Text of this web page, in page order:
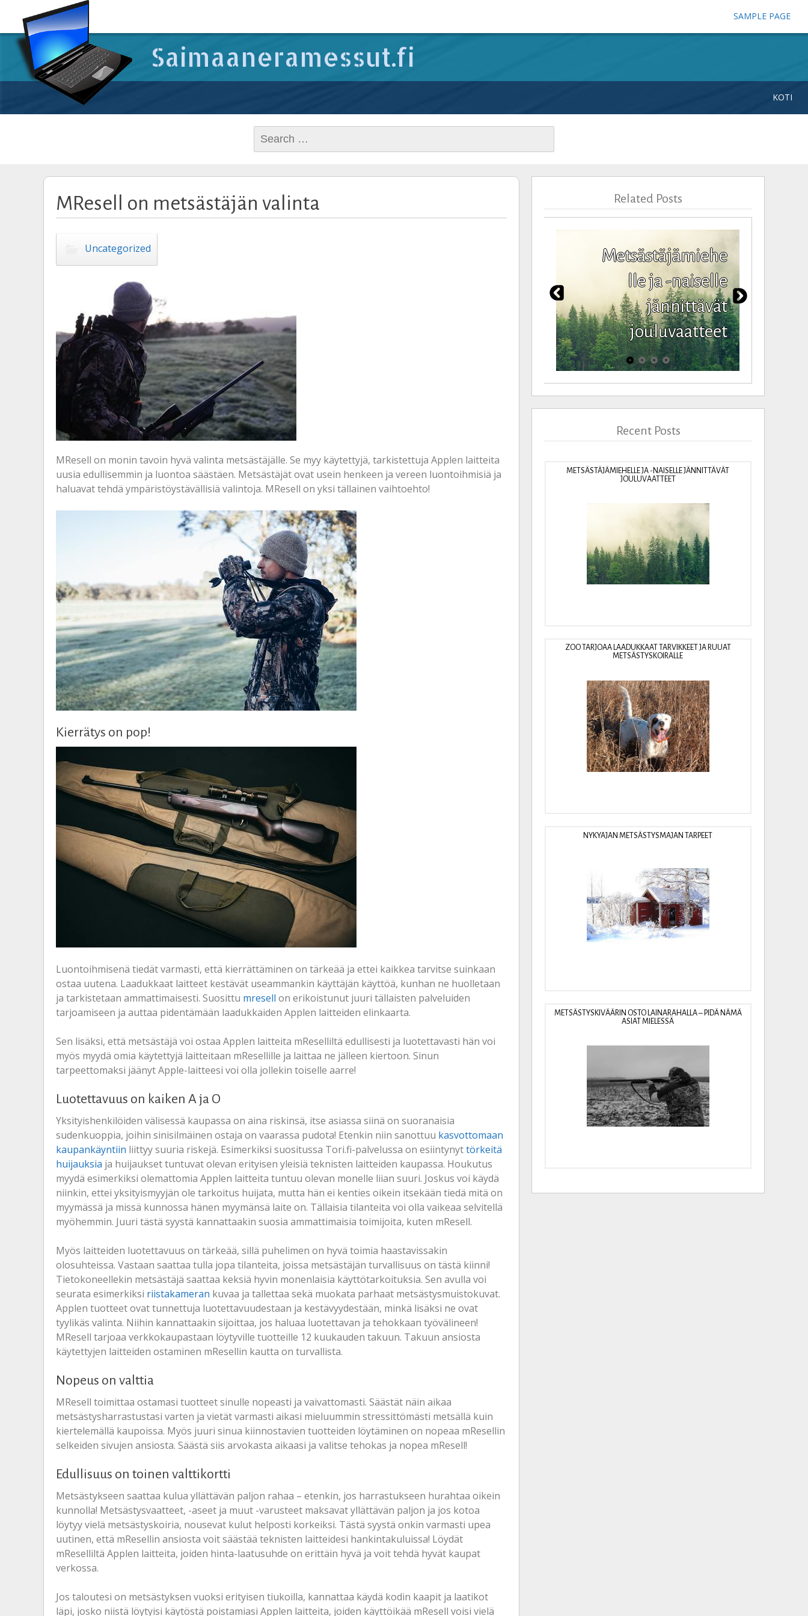
SAMPLE PAGE
Saimaaneramessut.fi
KOTI
for:
MResell on metsästäjän valinta
Uncategorized
MResell on monin tavoin hyvä valinta metsästäjälle. Se myy käytettyjä, tarkistettuja Applen laitteita
uusia edullisemmin ja luontoa säästäen. Metsästäjät ovat usein henkeen ja vereen luontoihmisiä ja
haluavat tehdä ympäristöystävällisiä valintoja. MResell on yksi tällainen vaihtoehto!
Kierrätys on pop!
Luontoihmisenä tiedät varmasti, että kierrättäminen on tärkeää ja ettei kaikkea tarvitse suinkaan
ostaa uutena. Laadukkaat laitteet kestävät useammankin käyttäjän käyttöä, kunhan ne huolletaan
ja tarkistetaan ammattimaisesti. Suosittu mresell on erikoistunut juuri tällaisten palveluiden
tarjoamiseen ja auttaa pidentämään laadukkaiden Applen laitteiden elinkaarta.
Sen lisäksi, että metsästäjä voi ostaa Applen laitteita mReselliltä edullisesti ja luotettavasti hän voi
myös myydä omia käytettyjä laitteitaan mResellille ja laittaa ne jälleen kiertoon. Sinun
tarpeettomaksi jäänyt Apple-laitteesi voi olla jollekin toiselle aarre!
Luotettavuus on kaiken A ja O
Yksityishenkilöiden välisessä kaupassa on aina riskinsä, itse asiassa siinä on suoranaisia
sudenkuoppia, joihin sinisilmäinen ostaja on vaarassa pudota! Etenkin niin sanottuu kasvottomaan
kaupankäyntiin liittyy suuria riskejä. Esimerkiksi suositussa Tori.fi-palvelussa on esiintynyttörkeitä
huijauksia ja huijaukset tuntuvat olevan erityisen yleisiä teknisten laitteiden kaupassa. Houkutus
myydä esimerkiksi olemattomia Applen laitteita tuntuu olevan monelle liian suuri. Joskus voi käydä
niinkin, ettei yksityismyyjän ole tarkoitus huijata, mutta hän ei kenties oikein itsekään tiedä mitä on
myymässä ja missä kunnossa hänen myymänsä laite on. Tällaisia tilanteita voi olla vaikeaa selvitellä
myöhemmin. Juuri tästä syystä kannattaakin suosia ammattimaisia toimijoita, kuten mResell.
Myös laitteiden luotettavuus on tärkeää, sillä puhelimen on hyvä toimia haastavissakin
olosuhteissa. Vastaan saattaa tulla jopa tilanteita, joissa metsästäjän turvallisuus on tästä kiinni!
Tietokoneellekin metsästäjä saattaa keksiä hyvin monenlaisia käyttötarkoituksia. Sen avulla voi
seurata esimerkiksi riistakameran kuvaa ja tallettaa sekä muokata parhaat metsästysmuistokuvat.
Applen tuotteet ovat tunnettuja luotettavuudestaan ja kestävyydestään, minkä lisäksi ne ovat
tyylikäs valinta. Niihin kannattaakin sijoittaa, jos haluaa luotettavan ja tehokkaan työvälineen!
MResell tarjoaa verkkokaupastaan löytyville tuotteille 12 kuukauden takuun. Takuun ansiosta
käytettyjen laitteiden ostaminen mResellin kautta on turvallista.
Nopeus on valttia
MResell toimittaa ostamasi tuotteet sinulle nopeasti ja vaivattomasti. Säästät näin aikaa
metsästysharrastustasi varten ja vietät varmasti aikasi mieluummin stressittömästi metsällä kuin
kiertelemällä kaupoissa. Myös juuri sinua kiinnostavien tuotteiden löytäminen on nopeaa mResellin
selkeiden sivujen ansiosta. Säästä siis arvokasta aikaasi ja valitse tehokas ja nopea mResell!
Edullisuus on toinen valttikortti
Metsästykseen saattaa kulua yllättävän paljon rahaa – etenkin, jos harrastukseen hurahtaa oikein
kunnolla! Metsästysvaatteet, -aseet ja muut -varusteet maksavat yllättävän paljon ja jos kotoa
löytyy vielä metsästyskoiria, nousevat kulut helposti korkeiksi. Tästä syystä onkin varmasti upea
uutinen, että mResellin ansiosta voit säästää teknisten laitteidesi hankintakuluissa! Löydät
mReselliltä Applen laitteita, joiden hinta-laatusuhde on erittäin hyvä ja voit tehdä hyvät kaupat
verkossa.
Jos taloutesi on metsästyksen vuoksi erityisen tiukoilla, kannattaa käydä kodin kaapit ja laatikot
läpi, josko niistä löytyisi käytöstä poistamiasi Applen laitteita, joiden käyttöikää mResell voisi vielä
Related Posts
Metsästäjämiehe
lle ja -naiselle
jännittävät
jouluvaatteet
Recent Posts
METSÄSTÄJÄMIEHELLE JA -NAISELLE JÄNNITTÄVÄT
JOULUVAATTEET
ZOO TARJOAA LAADUKKAAT TARVIKKEET JA RUUAT
METSÄSTYSKOIRALLE
NYKYAJAN METSÄSTYSMAJAN TARPEET
METSÄSTYSKIVÄÄRIN OSTO LAINARAHALLA – PIDÄ NÄMÄ
ASIAT MIELESSÄ